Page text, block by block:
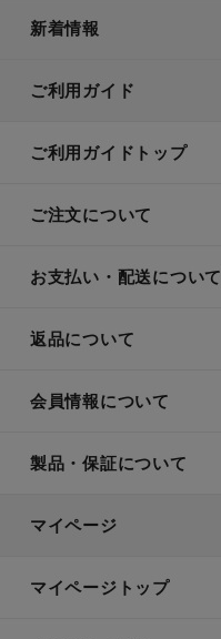
新着情報
ご利用ガイド
ご利用ガイドトップ
ご注文について
お支払い・配送について
返品について
会員情報について
製品・保証について
マイページ
マイページトップ